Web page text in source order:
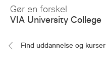
Skip
Main
Gør en forskel
VIA University College
Find uddannelse og kurser